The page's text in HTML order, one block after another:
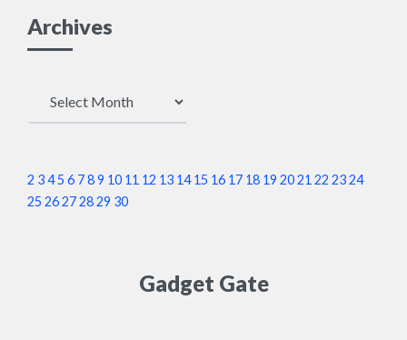
Gadget Gate
Archives
2 345 6 789 10 11 12 13 14 15 16 17 18 19 2021 22 2324
25 26272829 30